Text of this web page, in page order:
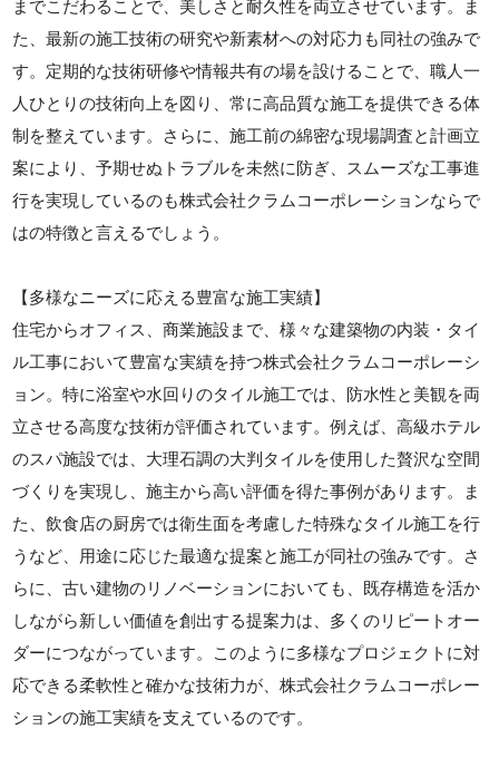
までこだわることで、美しさと耐久性を両立させています。ま
た、最新の施工技術の研究や新素材への対応力も同社の強みで
す。定期的な技術研修や情報共有の場を設けることで、職人一
人ひとりの技術向上を図り、常に高品質な施工を提供できる体
制を整えています。さらに、施工前の綿密な現場調査と計画立
案により、予期せぬトラブルを未然に防ぎ、スムーズな工事進
行を実現しているのも株式会社クラムコーポレーションならで
はの特徴と言えるでしょう。
【多様なニーズに応える豊富な施工実績】
住宅からオフィス、商業施設まで、様々な建築物の内装・タイ
ル工事において豊富な実績を持つ株式会社クラムコーポレーシ
ョン。特に浴室や水回りのタイル施工では、防水性と美観を両
立させる高度な技術が評価されています。例えば、高級ホテル
のスパ施設では、大理石調の大判タイルを使用した贅沢な空間
づくりを実現し、施主から高い評価を得た事例があります。ま
た、飲食店の厨房では衛生面を考慮した特殊なタイル施工を行
うなど、用途に応じた最適な提案と施工が同社の強みです。さ
らに、古い建物のリノベーションにおいても、既存構造を活か
しながら新しい価値を創出する提案力は、多くのリピートオー
ダーにつながっています。このように多様なプロジェクトに対
応できる柔軟性と確かな技術力が、株式会社クラムコーポレー
ションの施工実績を支えているのです。